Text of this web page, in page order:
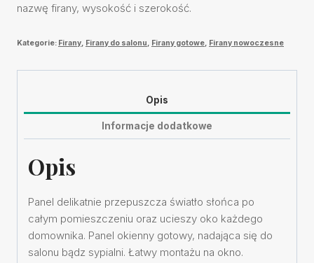
nazwę firany, wysokość i szerokość.
Kategorie: Firany, Firany do salonu, Firany gotowe, Firany nowoczesne
Opis
Informacje dodatkowe
Opis
Panel delikatnie przepuszcza światło słońca po
całym pomieszczeniu oraz ucieszy oko każdego
domownika. Panel okienny gotowy, nadająca się do
salonu bądz sypialni. Łatwy montażu na okno.